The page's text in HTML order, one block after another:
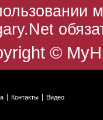
©
Контакты Видео